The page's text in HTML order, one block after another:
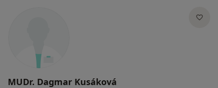
MUDr. Dagmar Kusáková